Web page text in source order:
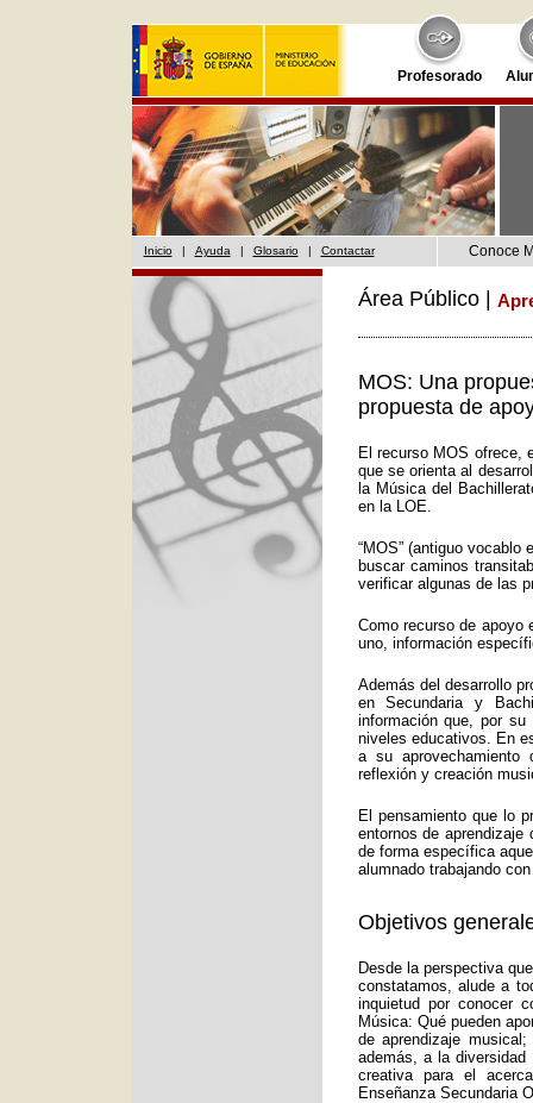
Profesorado
Inicio | Ayuda | Glosario | Contactar Conoce
Área Público |
MOS: Una
propuesta de
El recurso MOS ofrece,
que se orienta al
la Música del
en la LOE.
“MOS” (antiguo
buscar caminos
verificar algunas de las
Como recurso de
uno, información
Además del desarrollo
en Secundaria y
información que, por
niveles educativos. En
a su aprovechamiento
reflexión y creación
El pensamiento que lo
entornos de aprendizaje
de forma específica
alumnado trabajando
Objetivos
Desde la perspectiva
constatamos, alude a
inquietud por conocer
Música: Qué pueden
de aprendizaje
además, a la
creativa para el
Enseñanza Secundaria